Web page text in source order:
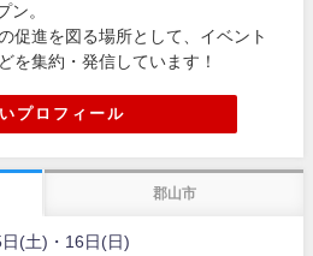
ン。
促進を図る場所として、イベント
を集約・発信しています！
プロフィール
郡山市
(土)・16日(日)